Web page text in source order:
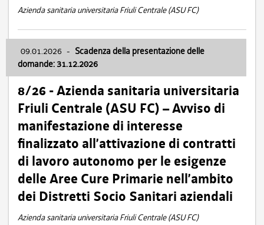
Azienda sanitaria universitaria Friuli Centrale (ASU FC)
09.01.2026 - Scadenza della presentazione delle
domande: 31.12.2026
8/26 - Azienda sanitaria universitaria
Friuli Centrale (ASU FC) – Avviso di
manifestazione di interesse
finalizzato all’attivazione di contratti
di lavoro autonomo per le esigenze
delle Aree Cure Primarie nell’ambito
dei Distretti Socio Sanitari aziendali
Azienda sanitaria universitaria Friuli Centrale (ASU FC)